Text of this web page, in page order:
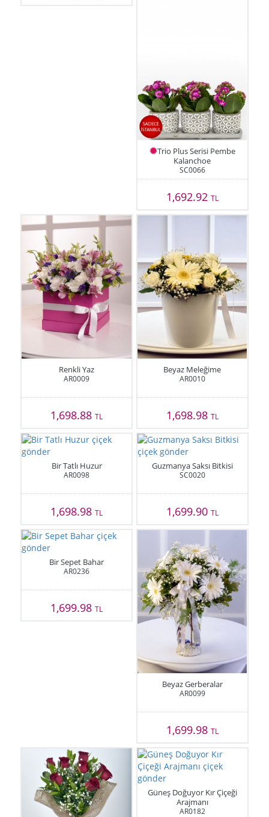
Trio Plus Serisi Pembe
Kalanchoe
SC0066
1,692.92 TL
Renkli Yaz
AR0009
1,698.88TL
Beyaz Meleğime
AR0010
1,698.98 TL
Bir Tatlı Huzur
AR0098
1,698.98TL
Guzmanya Saksı Bitkisi
SC0020
1,699.90 TL
Bir Sepet Bahar
AR0236
1,699.98TL
Beyaz Gerberalar
AR0099
1,699.98 TL
Güneş Doğuyor Kır Çiçeği
Arajmanı
AR0182